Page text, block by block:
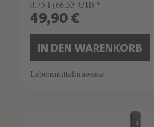
0.75 l (66,53 €/1l) *
49,90 €
IN DEN WARENKORB
Lebensmittelhinweise